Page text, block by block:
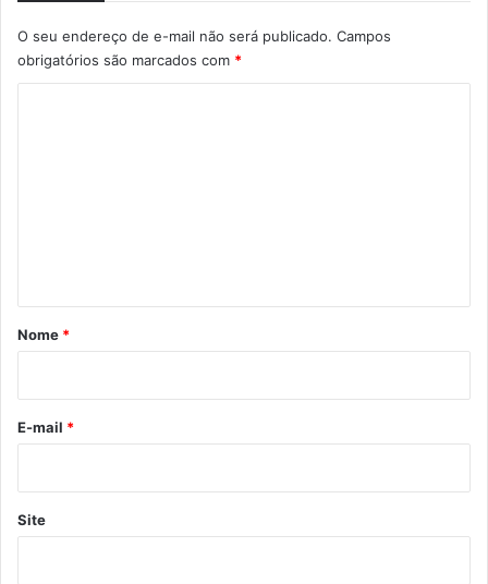
O seu endereço de e-mail não será publicado. Campos
obrigatórios são marcados com *
r
*
Nome *
E-mail *
Site